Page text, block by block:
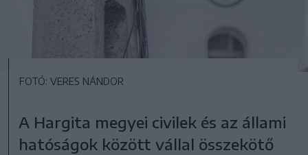
FOTÓ: VERES NÁNDOR
A Hargita megyei civilek és az állami
hatóságok között vállal összekötő